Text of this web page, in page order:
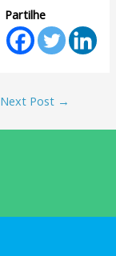
Partilhe
Next Post →